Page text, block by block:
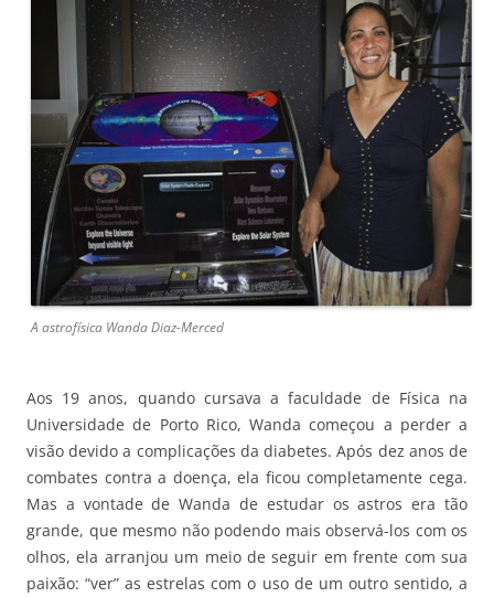
A astrofísica Wanda Diaz-Merced
Aos 19 anos, quando cursava a faculdade de Física na
Universidade de Porto Rico, Wanda começou a perder a
visão devido a complicações da diabetes. Após dez anos de
combates contra a doença, ela ficou completamente cega.
Mas a vontade de Wanda de estudar os astros era tão
grande, que mesmo não podendo mais observá-los com os
olhos, ela arranjou um meio de seguir em frente com sua
paixão: “ver” as estrelas com o uso de um outro sentido, a